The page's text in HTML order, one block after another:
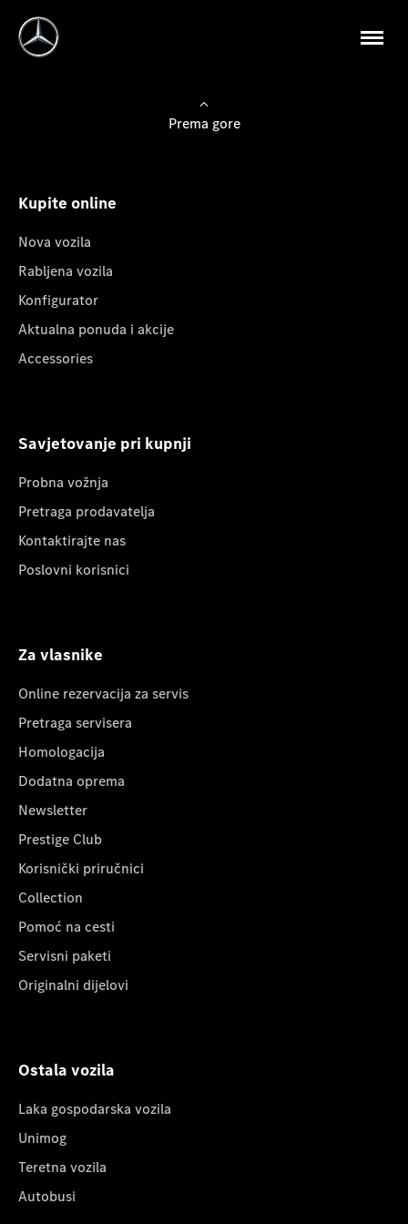
Prema gore
Kupite online
Nova vozila
Rabljena vozila
Konfigurator
Aktualna ponuda i akcije
Accessories
Savjetovanje pri kupnji
Probna vožnja
Pretraga prodavatelja
Kontaktirajte nas
Poslovni korisnici
Za vlasnike
Online rezervacija za servis
Pretraga servisera
Homologacija
Dodatna oprema
Newsletter
Prestige Club
Korisnički priručnici
Collection
Pomoć na cesti
Servisni paketi
Originalni dijelovi
Ostala vozila
Laka gospodarska vozila
Unimog
Teretna vozila
Autobusi